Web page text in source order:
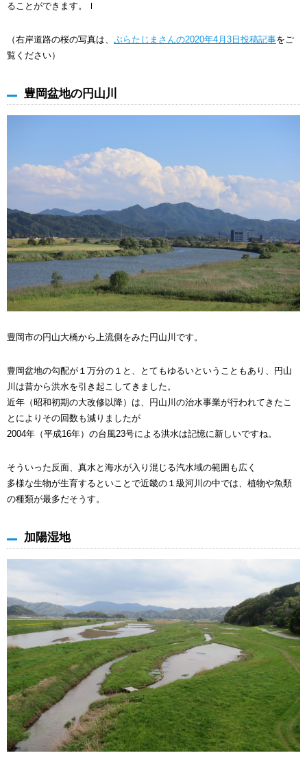
ることができます。ｌ
（右岸道路の桜の写真は、 ぶらたじまさんの2020年4月3日投稿記事をご
覧ください）
豊岡盆地の円山川
豊岡市の円山大橋から上流側をみた円山川です。
豊岡盆地の勾配が１万分の１と、とてもゆるいということもあり、円山
川は昔から洪水を引き起こしてきました。
近年（昭和初期の大改修以降）は、円山川の治水事業が行われてきたこ
とによりその回数も減りましたが
2004年（平成16年）の台風23号による洪水は記憶に新しいですね。
そういった反面、真水と海水が入り混じる汽水域の範囲も広く
多様な生物が生育するといことで近畿の１級河川の中では、植物や魚類
の種類が最多だそうす。
加陽湿地